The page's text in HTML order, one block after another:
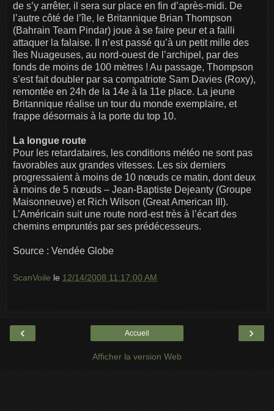
de s’y arrêter, il sera sur place en fin d’après-midi. De
l’autre côté de l’île, le Britannique Brian Thompson
(Bahrain Team Pindar) joue à se faire peur et a failli
attaquer la falaise. Il n’est passé qu’à un petit mille des
îles Nuageuses, au nord-ouest de l’archipel, par des
fonds de moins de 100 mètres ! Au passage, Thompson
s’est fait doubler par sa compatriote Sam Davies (Roxy),
remontée en 24h de la 14e à la 11e place. La jeune
Britannique réalise un tour du monde exemplaire, et
frappe désormais à la porte du top 10.
La longue route
Pour les retardataires, les conditions météo ne sont pas
favorables aux grandes vitesses. Les six derniers
progressaient à moins de 10 nœuds ce matin, dont deux
à moins de 5 nœuds – Jean-Baptiste Dejeanty (Groupe
Maisonneuve) et Rich Wilson (Great American III).
L’Américain suit une route nord-est très à l’écart des
chemins empruntés par ses prédécesseurs.
Source : Vendée Globe
ScanVoile le 12/14/2008 11:17:00 AM
‹ ›
Accueil
Afficher la version Web